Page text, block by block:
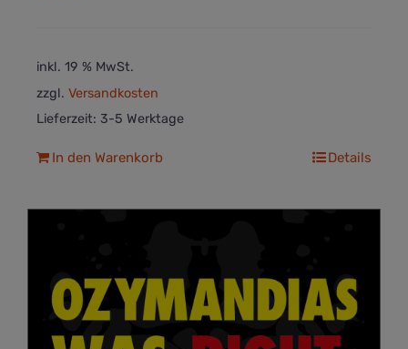
inkl. 19 % MwSt.
zzgl. Versandkosten
Lieferzeit: 3-5 Werktage
In den Warenkorb Details